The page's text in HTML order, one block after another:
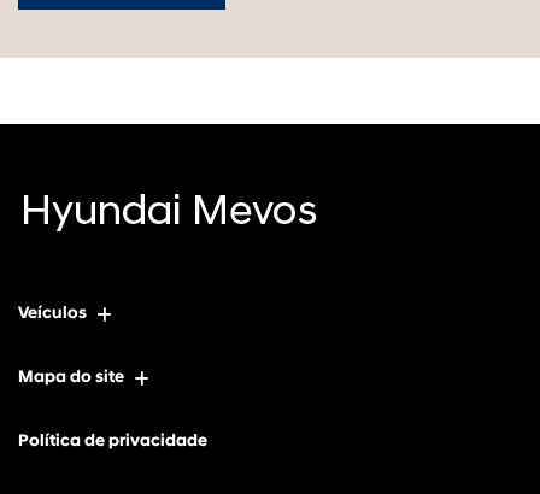
Veículos
Mapa do site
Política de privacidade